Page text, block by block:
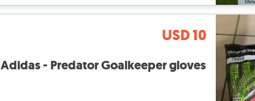
USD 10
Adidas - Predator Goalkeeper gloves قفازات حارس مرمى